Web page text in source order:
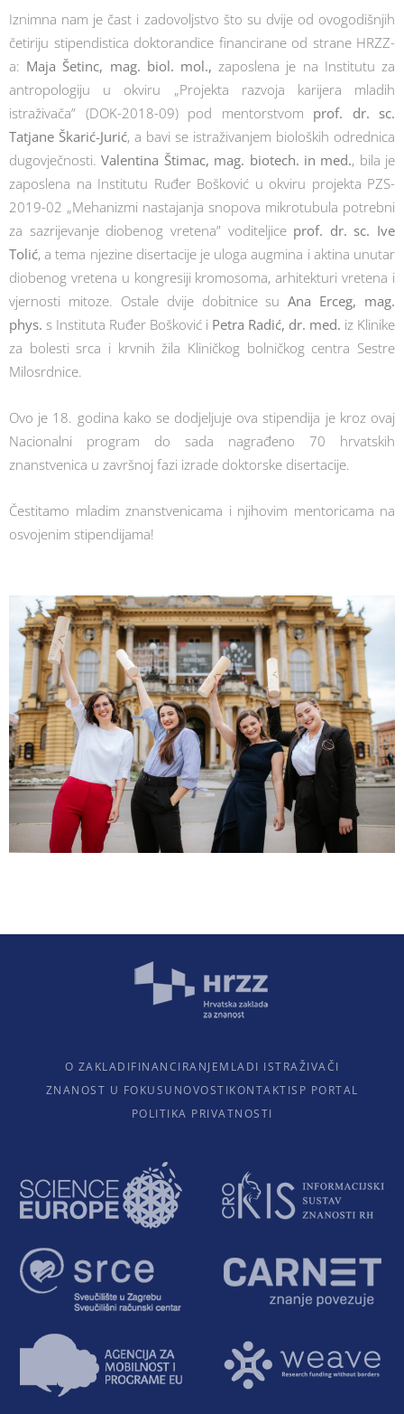
Iznimna nam je čast i zadovoljstvo što su dvije od ovogodišnjih
četiriju stipendistica doktorandice financirane od strane HRZZ-
a: Maja Šetinc, mag. biol. mol., zaposlena je na Institutu za
antropologiju u okviru „Projekta razvoja karijera mladih
istraživača” (DOK-2018-09) pod mentorstvom prof. dr. sc.
Tatjane Škarić-Jurić, a bavi se istraživanjem bioloških odrednica
dugovječnosti.Valentina Štimac, mag. biotech. in med., bila je
zaposlena na Institutu Ruđer Bošković u okviru projekta PZS-
2019-02 „Mehanizmi nastajanja snopova mikrotubula potrebni
za sazrijevanje diobenog vretena” voditeljice prof. dr. sc. Ive
Tolić, a tema njezine disertacije je uloga augmina i aktina unutar
diobenog vretena u kongresiji kromosoma, arhitekturi vretena i
vjernosti mitoze. Ostale dvije dobitnice suAna Erceg, mag.
phys. s Instituta Ruđer Bošković i Petra Radić, dr. med. iz Klinike
za bolesti srca i krvnih žila Kliničkog bolničkog centra Sestre
Milosrdnice.
Ovo je 18. godina kako se dodjeljuje ova stipendija je kroz ovaj
Nacionalni program do sada nagrađeno 70 hrvatskih
znanstvenica u završnoj fazi izrade doktorske disertacije.
Čestitamo mladim znanstvenicama i njihovim mentoricama na
osvojenim stipendijama!
O ZAKLADIFINANCIRANJEMLADI ISTRAŽIVAČI
ZNANOST U FOKUSU NOVOSTIKONTAKTISP PORTAL
POLITIKA PRIVATNOSTI